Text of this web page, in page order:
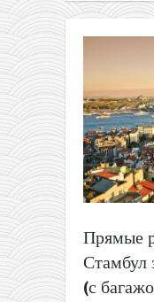
туда-
в
Рим,
Прагу,
Будапешт
и
не
только!
Прямые
Стамбул
(с